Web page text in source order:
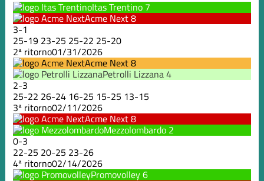
Itas Trentino 7
Acme Next8
3-1
25-19 23-25 25-22 25-20
2ª ritorno01/31/2026
Acme Next8
Petrolli Lizzana4
2-3
25-22 26-24 16-25 15-25 13-15
3ª ritorno02/11/2026
Acme Next8
Mezzolombardo 2
0-3
22-25 20-25 23-26
4ª ritorno02/14/2026
Promovolley6